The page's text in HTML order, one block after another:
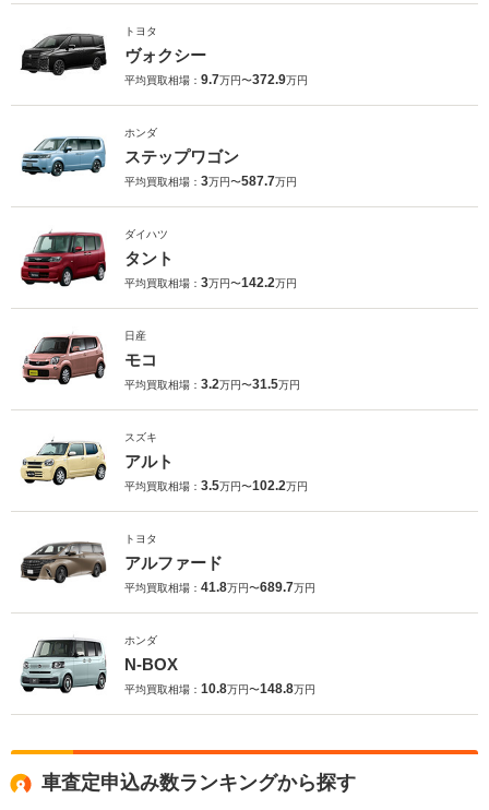
トヨタ
ヴォクシー
平均買取相場： 9.7万円〜372.9万円
ホンダ
ステップワゴン
平均買取相場： 3万円〜587.7万円
ダイハツ
タント
平均買取相場： 3万円〜142.2万円
日産
モコ
平均買取相場： 3.2万円〜31.5万円
スズキ
アルト
平均買取相場： 3.5万円〜102.2万円
トヨタ
アルファード
平均買取相場： 41.8万円〜689.7万円
ホンダ
N-BOX
平均買取相場： 10.8万円〜148.8万円
車査定申込み数ランキングから探す